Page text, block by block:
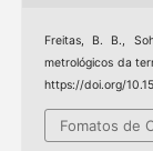
Freitas, B. B.,
metrológicos da
https://doi.org/
Fomatos de